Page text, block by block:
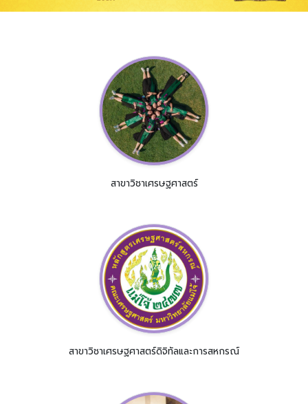
สาขาวิชาเศรษฐศาสตร์
สาขาวิชาเศรษฐศาสตร์ดิจิทัลและการสหกรณ์